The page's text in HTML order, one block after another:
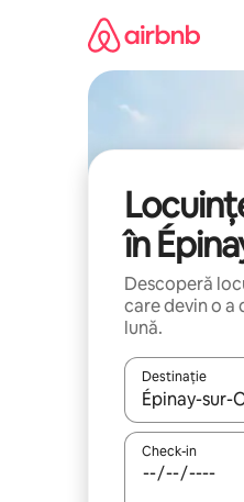
în
Descoperă
care devin o a
lună.
Destinație
Când se
Check-in